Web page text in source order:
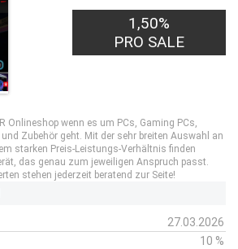
1,50%
PRO SALE
Onlineshop wenn es um PCs, Gaming PCs,
Zubehör geht. Mit der sehr breiten Auswahl an
starken Preis-Leistungs-Verhältnis finden
das genau zum jeweiligen Anspruch passt.
stehen jederzeit beratend zur Seite!
27.03.2026
10 %